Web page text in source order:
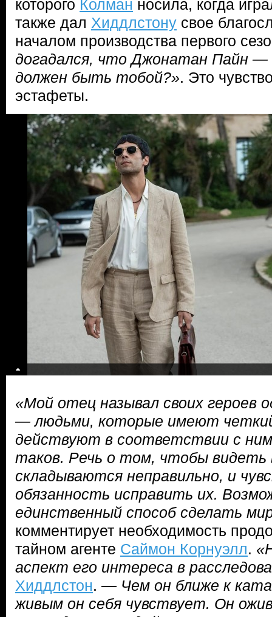
которого Колман носила, когда
также дал Хиддлстону свое
началом производства первого
догадался, что Джонатан Пайн —
должен быть тобой?». Это
эстафеты.
«Мой отец называл своих героев
— людьми, которые имеют
действуют в соответствии с
таков. Речь о том, чтобы
складываются неправильно, и
обязанность исправить их.
единственный способ сделать
комментирует необходимость
тайном агенте Саймон Корнуэлл.
аспект его интереса в
Хиддлстон. — Чем он ближе к
живым он себя чувствует. Он